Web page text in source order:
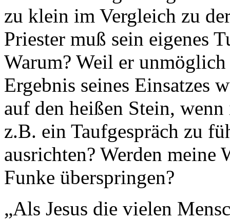
zu klein im Vergleich zu
Priester muß sein eigenes
Warum? Weil er
Ergebnis seines Einsatzes
auf den heißen Stein,
z.B. ein Taufgespräch zu
ausrichten? Werden
Funke überspringen?
„Als Jesus die vielen